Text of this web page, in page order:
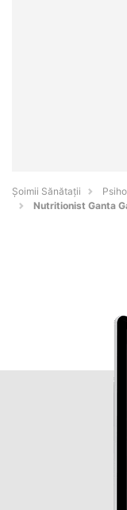
Şoimii Sănătații
Nutritionist Ganta